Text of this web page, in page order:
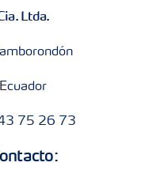
Ltda.
75 26 73